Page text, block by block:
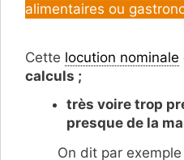
alimentaires ou
Cette locution nominale
calculs ;
très voire trop
presque de la
On dit par